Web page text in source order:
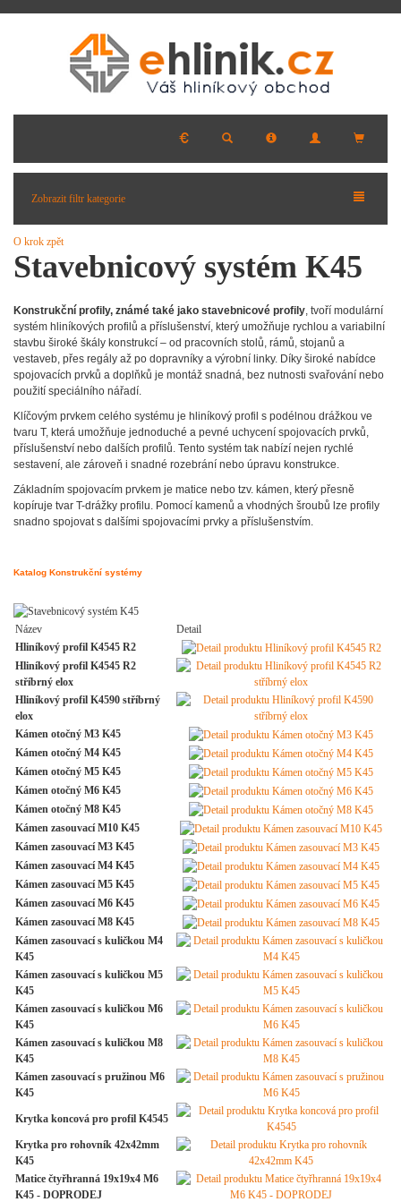
Zobrazit filtr kategorie
O krok zpět
Stavebnicový systém K45
Konstrukční profily, známé také jako stavebnicové profily, tvoří modulární
systém hliníkových profilů a příslušenství, který umožňuje rychlou a variabilní
stavbu široké škály konstrukcí – od pracovních stolů, rámů, stojanů a
vestaveb, přes regály až po dopravníky a výrobní linky. Díky široké nabídce
spojovacích prvků a doplňků je montáž snadná, bez nutnosti svařování nebo
použití speciálního nářadí.
Klíčovým prvkem celého systému je hliníkový profil s podélnou drážkou ve
tvaru T, která umožňuje jednoduché a pevné uchycení spojovacích prvků,
příslušenství nebo dalších profilů. Tento systém tak nabízí nejen rychlé
sestavení, ale zároveň i snadné rozebrání nebo úpravu konstrukce.
Základním spojovacím prvkem je matice nebo tzv. kámen, který přesně
kopíruje tvar T-drážky profilu. Pomocí kamenů a vhodných šroubů lze profily
snadno spojovat s dalšími spojovacími prvky a příslušenstvím.
Katalog Konstrukční systémy
Název
Detail
Hliníkový profil K4545 R2
Hliníkový profil K4545 R2
stříbrný elox
Hliníkový profil K4590 stříbrný
elox
Kámen otočný M3 K45
Kámen otočný M4 K45
Kámen otočný M5 K45
Kámen otočný M6 K45
Kámen otočný M8 K45
Kámen zasouvací M10 K45
Kámen zasouvací M3 K45
Kámen zasouvací M4 K45
Kámen zasouvací M5 K45
Kámen zasouvací M6 K45
Kámen zasouvací M8 K45
Kámen zasouvací s kuličkou M4
K45
Kámen zasouvací s kuličkou M5
K45
Kámen zasouvací s kuličkou M6
K45
Kámen zasouvací s kuličkou M8
K45
Kámen zasouvací s pružinou M6
K45
Krytka koncová pro profil K4545
Krytka pro rohovník 42x42mm
K45
Matice čtyřhranná 19x19x4 M6
K45 - DOPRODEJ